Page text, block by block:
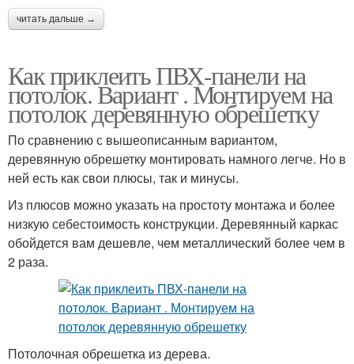
читать дальше →
Как приклеить ПВХ-панели на
потолок. Вариант . Монтируем на
потолок деревянную обрешетку
По сравнению с вышеописанным вариантом,
деревянную обрешетку монтировать намного легче. Но в
ней есть как свои плюсы, так и минусы.
Из плюсов можно указать на простоту монтажа и более
низкую себестоимость конструкции. Деревянный каркас
обойдется вам дешевле, чем металлический более чем в
2 раза.
Потолочная обрешетка из дерева.